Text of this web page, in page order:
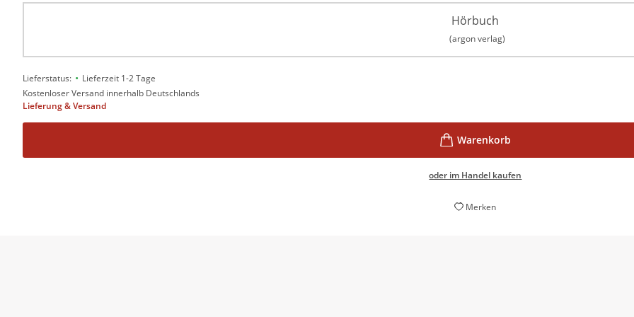
Hörbuch
(argon verlag)
Lieferstatus: • Lieferzeit 1-2 Tage
Kostenloser Versand innerhalb Deutschlands
Lieferung & Versand
oder im Handel kaufen
Merken